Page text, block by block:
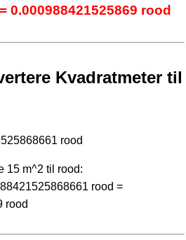
0.000988421525869 rood
Kvadratmeter til
rood
15 m^2 til rood:
rood =
rood